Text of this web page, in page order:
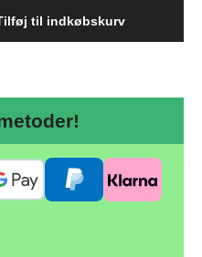
det ønskede
til indkøbskurv